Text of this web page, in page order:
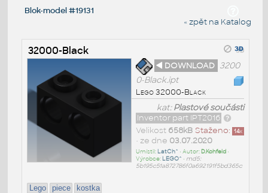
Blok-model #19131
« zpět na Katalog
32000-Black
◄ DOWNLOAD 3200
0-Black.ipt
Lego 32000-Black
kat:Plastové součásti
Inventor part IPT2016
Staženo: 14x
Velikost 658kB
• ze dne 03.07.2020
Umístil: LatCh^ • Autor: D.Kohfeld•
Výrobce: LEGO^ • md5:
5b195c51a872786f0a692191f5bd365c
Lego piece kostka